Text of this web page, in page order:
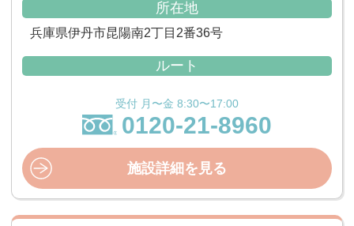
所在地
兵庫県伊丹市昆陽南2丁目2番36号
ルート
受付 月〜金 8:30〜17:00
0120-21-8960
施設詳細を見る